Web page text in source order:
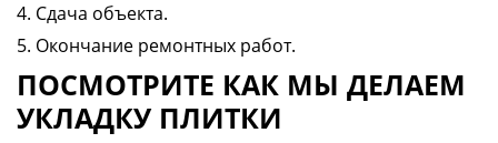
Сдача объекта.
Окончание ремонтных работ.
ПОСМОТРИТЕ КАК МЫ ДЕЛАЕМ
УКЛАДКУ ПЛИТКИ